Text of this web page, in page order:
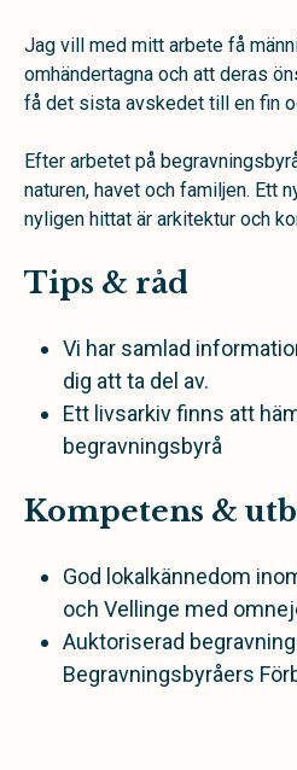
Jag vill med mitt arbete få
omhändertagna och att deras
få det sista avskedet till en fin
Efter arbetet på
naturen, havet och familjen. Ett
nyligen hittat är arkitektur och
Tips & råd
Vi har samlad
dig att ta del av.
Ett livsarkiv finns att
begravningsbyrå
Kompetens &
God lokalkännedom
och Vellinge med
Auktoriserad
Begravningsbyråers